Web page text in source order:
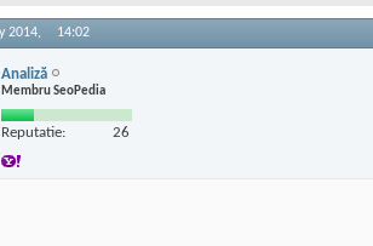
2014, 14:02
Analiză
Membru SeoPedia
Reputatie: 26